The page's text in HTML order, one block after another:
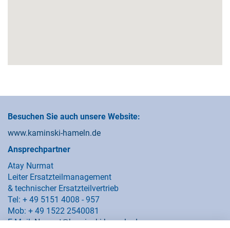
Besuchen Sie auch unsere Website:
www.kaminski-hameln.de
Ansprechpartner
Atay Nurmat
Leiter Ersatzteilmanagement
& technischer Ersatzteilvertrieb
Tel: + 49 5151 4008 - 957
Mob: + 49 1522 2540081
E-Mail:Nurmat@kaminski-hameln.de